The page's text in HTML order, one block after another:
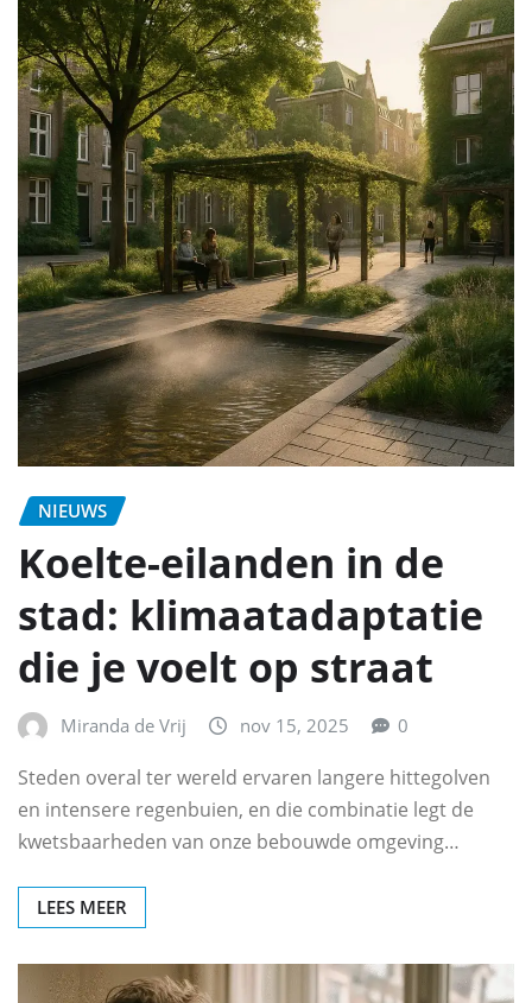
NIEUWS
Koelte-eilanden in de
stad: klimaatadaptatie
die je voelt op straat
Miranda de Vrij nov 15, 2025 0
Steden overal ter wereld ervaren langere hittegolven
en intensere regenbuien, en die combinatie legt de
kwetsbaarheden van onze bebouwde omgeving…
LEES MEER